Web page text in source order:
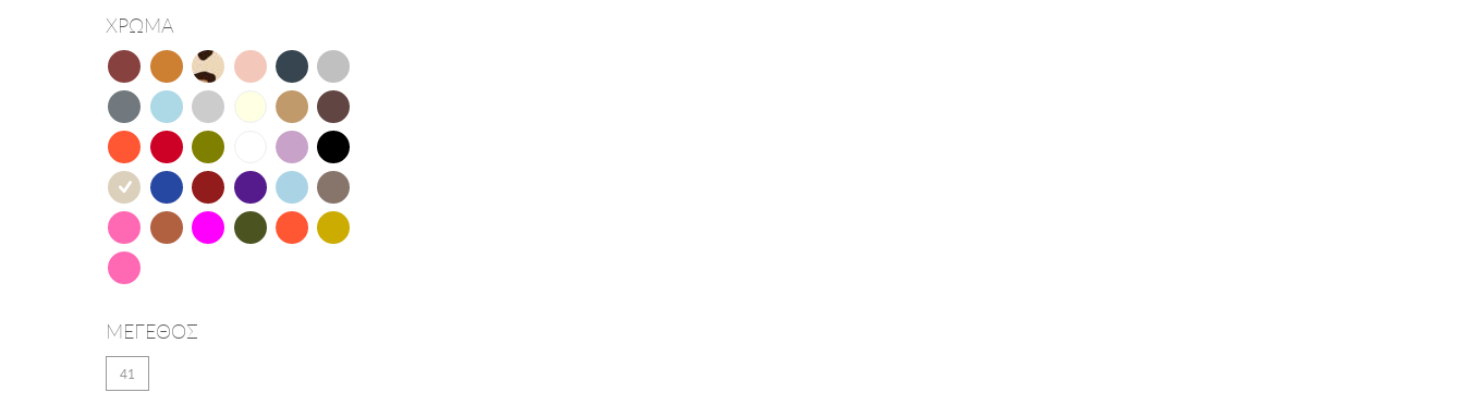
Marco Tozzi
O-JOO
Oh!mysandals
O'neill
Renato Garini
Sea and City
S.Oliver
Tamaris
Wrangler
ΧΡΩΜΑ
ΜΕΓΕΘΟΣ
41